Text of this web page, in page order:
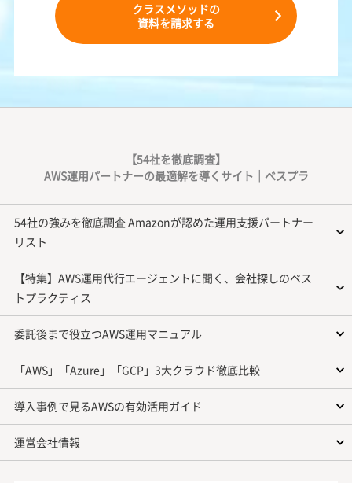
クラスメソッドの
資料を請求する
【54社を徹底調査】
AWS運用パートナーの最適解を導くサイト｜べスプラ
54社の強みを徹底調査 Amazonが認めた運用支援パートナー
リスト
【特集】AWS運用代行エージェントに聞く、会社探しのベス
トプラクティス
委託後まで役立つAWS運用マニュアル
「AWS」「Azure」「GCP」3大クラウド徹底比較
導入事例で見るAWSの有効活用ガイド
運営会社情報